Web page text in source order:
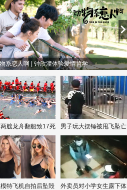
系恋人啊 | 钟欣潼体验爱情哲学
艘龙舟翻船致17死 男子玩大摆锤被甩飞坠亡
特飞机自拍后坠毁 外卖员对小学女生露下体